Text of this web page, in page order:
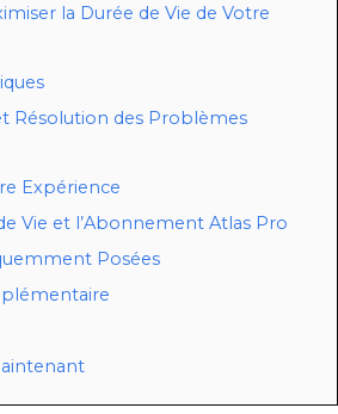
la Durée de Vie de Votre
Résolution des Problèmes
Expérience
Vie et l’Abonnement Atlas Pro
Posées